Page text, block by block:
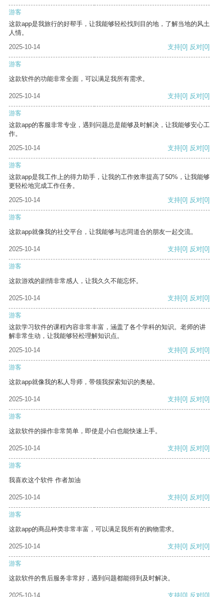
游客
这款app是我旅行的好帮手，让我能够轻松找到目的地，了解当地的风土
人情。
2025-10-14
支持[0] 反对[0]
游客
这款软件的功能非常全面，可以满足我所有需求。
2025-10-14 支持[0] 反对[0]
游客
这款app的客服非常专业，遇到问题总是能够及时解决，让我能够安心工
作。
2025-10-14
支持[0] 反对[0]
游客
这款app是我工作上的得力助手，让我的工作效率提高了50%，让我能够
更轻松地完成工作任务。
2025-10-14
支持[0] 反对[0]
游客
这款app就像我的社交平台，让我能够与志同道合的朋友一起交流。
2025-10-14 支持[0] 反对[0]
游客
这款游戏的剧情非常感人，让我久久不能忘怀。
2025-10-14 支持[0] 反对[0]
游客
这款学习软件的课程内容非常丰富，涵盖了各个学科的知识。老师的讲
解非常生动，让我能够轻松理解知识点。
2025-10-14
支持[0] 反对[0]
游客
这款app就像我的私人导师，带领我探索知识的奥秘。
2025-10-14 支持[0] 反对[0]
游客
这款软件的操作非常简单，即使是小白也能快速上手。
2025-10-14 支持[0] 反对[0]
游客
我喜欢这个软件 作者加油
2025-10-14 支持[0] 反对[0]
游客
这款app的商品种类非常丰富，可以满足我所有的购物需求。
2025-10-14 支持[0] 反对[0]
游客
这款软件的售后服务非常好，遇到问题都能得到及时解决。
2025-10-14 支持[0] 反对[0]